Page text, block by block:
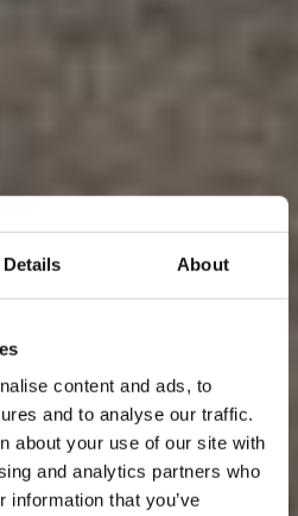
Details About
content and ads, to
and to analyse our traffic.
about your use of our site with
and analytics partners who
information that you’ve